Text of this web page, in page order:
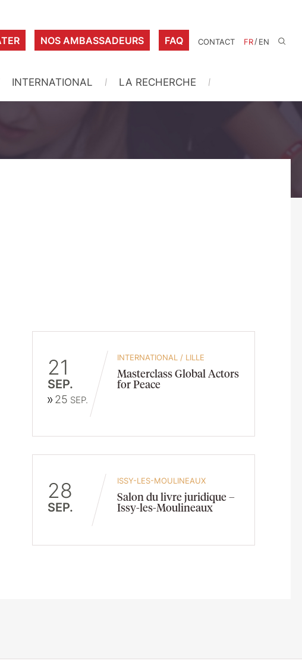
NOS AMBASSADEURS FAQ CONTACT FR/EN
INTERNATIONAL
LA RECHERCHE
21
SEP.
25 SEP.
INTERNATIONAL / LILLE
Masterclass Global Actors
for Peace
28
SEP.
ISSY-LES-MOULINEAUX
Salon du livre juridique –
Issy-les-Moulineaux